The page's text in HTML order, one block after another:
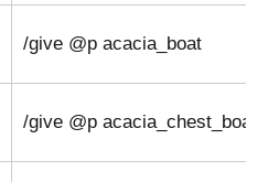
/give @p acacia_boat
/give @p acacia_chest_boat